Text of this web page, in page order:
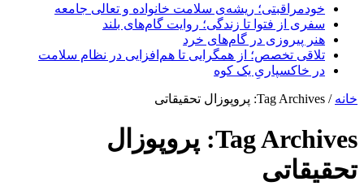
خودمراقبتی؛ ریشه‌ی سلامت خانواده و تعالی جامعه
سفری از فتوا تا زندگی؛ روایت گام‌های بلند
هنر پیروزی در گام‌های خرد
تلاقی تخصص؛ از همگرایی تا هم‌افزایی در نظام سلامت
در خاکسپاریِ یک کوه
خانه / Tag Archives: پروپوزال تحقیقاتی
Tag Archives: پروپوزال
تحقیقاتی